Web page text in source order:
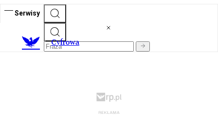
Serwisy
Cyfrowa